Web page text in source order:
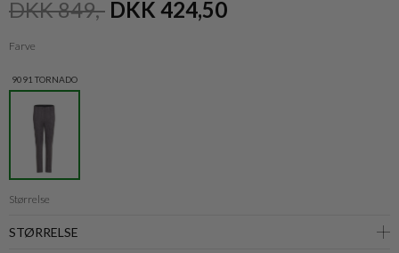
DKK 849,- DKK 424,50
Farve
9091 TORNADO
Størrelse